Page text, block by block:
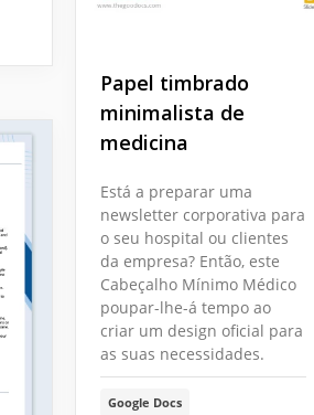
Papel timbrado
minimalista de
medicina
Está a preparar uma
newsletter corporativa para
o seu hospital ou clientes
da empresa? Então, este
Cabeçalho Mínimo Médico
poupar-lhe-á tempo ao
criar um design oficial para
as suas necessidades.
Google Docs